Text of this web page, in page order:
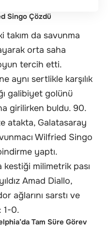
Singo Çözdü
takım da savunma
orta saha
tercih etti.
aynı sertlikle karşılık
galibiyet golünü
girilirken buldu. 90.
atakta, Galatasaray
Wilfried Singo
yaptı.
kestiği milimetrik pası
Amad Diallo,
ağlarını sarstı ve
1-0.
Tam Süre Görev